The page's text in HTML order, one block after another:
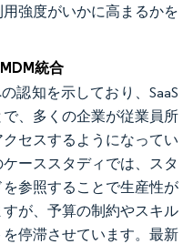
強度がいかに高まるかを
統合
認知を示しており、SaaS
、多くの企業が従業員所
セスするようになってい
ーススタディでは、スタ
参照することで生産性が
が、予算の制約やスキル
停滞させています。最新